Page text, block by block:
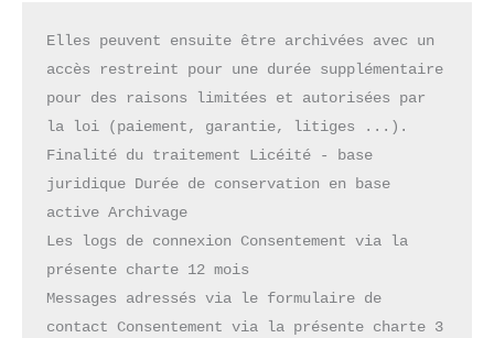
Elles peuvent ensuite être archivées avec un
accès restreint pour une durée supplémentaire
pour des raisons limitées et autorisées par
la loi (paiement, garantie, litiges ...).
Finalité du traitement Licéité - base
juridique Durée de conservation en base
active Archivage
Les logs de connexion Consentement via la
présente charte 12 mois
Messages adressés via le formulaire de
contact Consentement via la présente charte 3